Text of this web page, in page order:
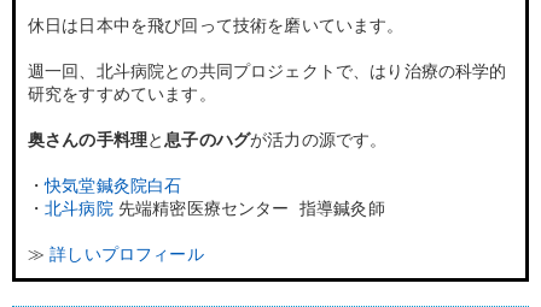
休日は日本中を飛び回って技術を磨いています。
週一回、北斗病院との共同プロジェクトで、はり治療の科学的
研究をすすめています。
奥さんの手料理と 息子のハグが活力の源です。
・快気堂鍼灸院白石
・北斗病院 先端精密医療センター 指導鍼灸師
≫ 詳しいプロフィール